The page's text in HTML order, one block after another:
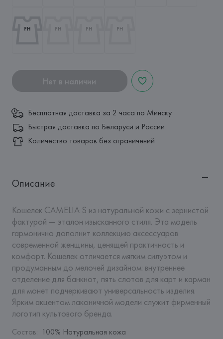
Нет в наличии
Бесплатная доставка за 2 часа по Минску
Быстрая доставка по Беларуси и России
Количество товаров без ограничений
Описание
Кошелек CAMELIA S из натуральной кожи с зернистой
фактурой — эталон изысканного стиля. Эта модель
гармонично дополнит коллекцию аксессуаров
современной женщины, ценящей практичность и
комфорт. Кошелек отличается мягким силуэтом и
продуманным до мелочей дизайном: внутреннее
отделение для банкнот, пять слотов для карт и карман
для монет подчеркивают универсальность изделия.
Ярким акцентом лаконичной модели служит фирменный
логотип культового бренда.
Состав: 100% Натуральная кожа